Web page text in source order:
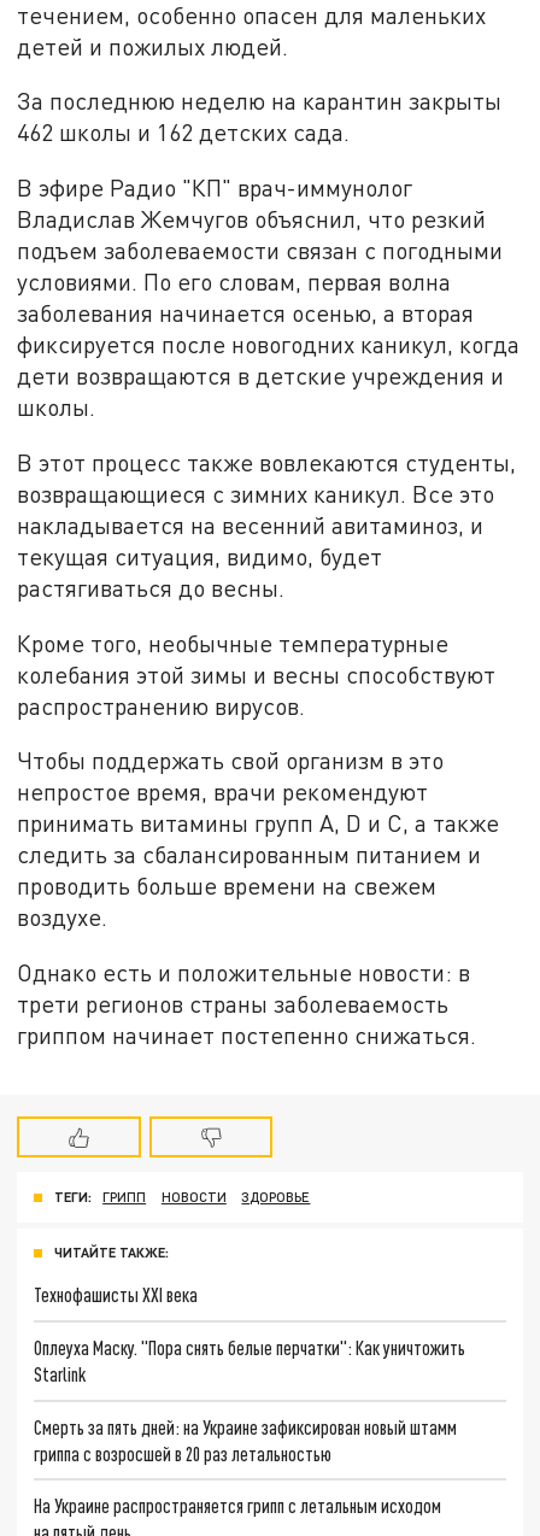
течением, особенно опасен для маленьких
детей и пожилых людей.
За последнюю неделю на карантин закрыты
462 школы и 162 детских сада.
В эфире Радио "КП" врач-иммунолог
Владислав Жемчугов объяснил, что резкий
подъем заболеваемости связан с погодными
условиями. По его словам, первая волна
заболевания начинается осенью, а вторая
фиксируется после новогодних каникул, когда
дети возвращаются в детские учреждения и
школы.
В этот процесс также вовлекаются студенты,
возвращающиеся с зимних каникул. Все это
накладывается на весенний авитаминоз, и
текущая ситуация, видимо, будет
растягиваться до весны.
Кроме того, необычные температурные
колебания этой зимы и весны способствуют
распространению вирусов.
Чтобы поддержать свой организм в это
непростое время, врачи рекомендуют
принимать витамины групп A, D и C, а также
следить за сбалансированным питанием и
проводить больше времени на свежем
воздухе.
Однако есть и положительные новости: в
трети регионов страны заболеваемость
гриппом начинает постепенно снижаться.
ТЕГИ: ГРИПП НОВОСТИ ЗДОРОВЬЕ
ЧИТАЙТЕ ТАКЖЕ:
Технофашисты XXI века
Оплеуха Маску. "Пора снять белые перчатки": Как уничтожить
Starlink
Смерть за пять дней: на Украине зафиксирован новый штамм
гриппа с возросшей в 20 раз летальностью
На Украине распространяется грипп с летальным исходом